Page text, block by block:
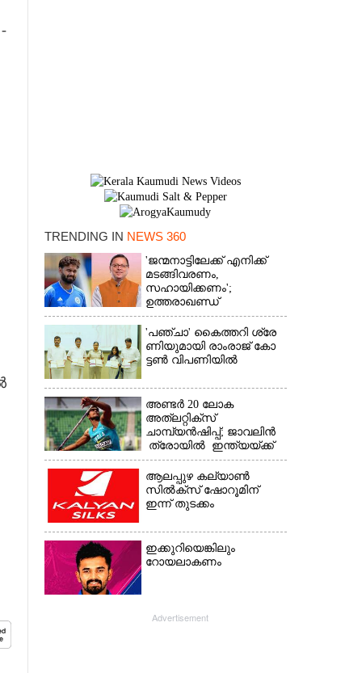
TRENDING IN NEWS 360
'ജന്മനാട്ടിലേക്ക് എനിക്ക്
മടങ്ങിവരണം,
സഹായിക്കണം';
ഉത്തരാഖണ്ഡ്
മുഖ്യമന്ത്രിയോട്
അപേക്ഷയുമായി ഋഷഭ്
പന്ത്
'​പ​ഞ്ചാ​'​ ​കൈ​ത്ത​റി​ ​ശ്രേ​
ണി​യു​മാ​യി​ ​രാം​രാ​ജ് ​കോ​
ട്ടൺ വിപണിയിൽ
അണ്ടർ 20 ലോക
അത്‌ലറ്റിക്സ്
ചാമ്പ്യൻഷിപ്പ്; ജാവലിൻ
ത്രോയിൽ ഇന്ത്യയ്ക്ക്
വെള്ളി
ആലപ്പുഴ കല്യാൺ
സിൽക്‌സ് ഷോറൂമിന്
ഇന്ന് തുടക്കം
ഇക്കുറിയെങ്കിലും
റോയലാകണം
Advertisement
×